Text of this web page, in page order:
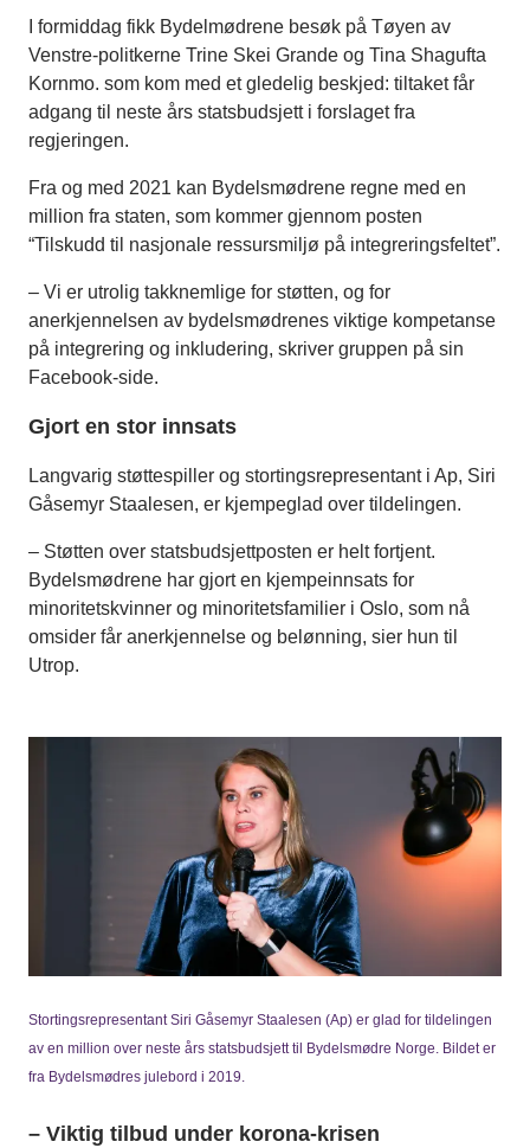
I formiddag fikk Bydelmødrene besøk på Tøyen av
Venstre-politkerne Trine Skei Grande og Tina Shagufta
Kornmo. som kom med et gledelig beskjed: tiltaket får
adgang til neste års statsbudsjett i forslaget fra
regjeringen.
Fra og med 2021 kan Bydelsmødrene regne med en
million fra staten, som kommer gjennom posten
“Tilskudd til nasjonale ressursmiljø på integreringsfeltet”.
– Vi er utrolig takknemlige for støtten, og for
anerkjennelsen av bydelsmødrenes viktige kompetanse
på integrering og inkludering, skriver gruppen på sin
Facebook-side.
Gjort en stor innsats
Langvarig støttespiller og stortingsrepresentant i Ap, Siri
Gåsemyr Staalesen, er kjempeglad over tildelingen.
– Støtten over statsbudsjettposten er helt fortjent.
Bydelsmødrene har gjort en kjempeinnsats for
minoritetskvinner og minoritetsfamilier i Oslo, som nå
omsider får anerkjennelse og belønning, sier hun til
Utrop.
Stortingsrepresentant Siri Gåsemyr Staalesen (Ap) er glad for tildelingen
av en million over neste års statsbudsjett til Bydelsmødre Norge. Bildet er
fra Bydelsmødres julebord i 2019.
– Viktig tilbud under korona-krisen